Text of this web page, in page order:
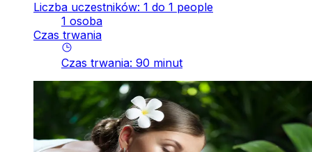
Liczba uczestników: 1 do 1 people
1 osoba
Czas trwania
Czas trwania: 90 minut